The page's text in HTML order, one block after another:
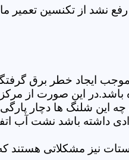
نشد از تکنسین
ایجاد خطر برق
این صورت از
این شلنگ ها دچار
داشته باشد نشت آب
نیز مشکلاتی